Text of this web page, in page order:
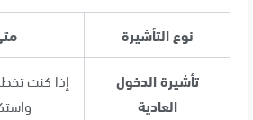
نوع التأشيرة
تأشيرة الدخول
العادية
إذا كنت